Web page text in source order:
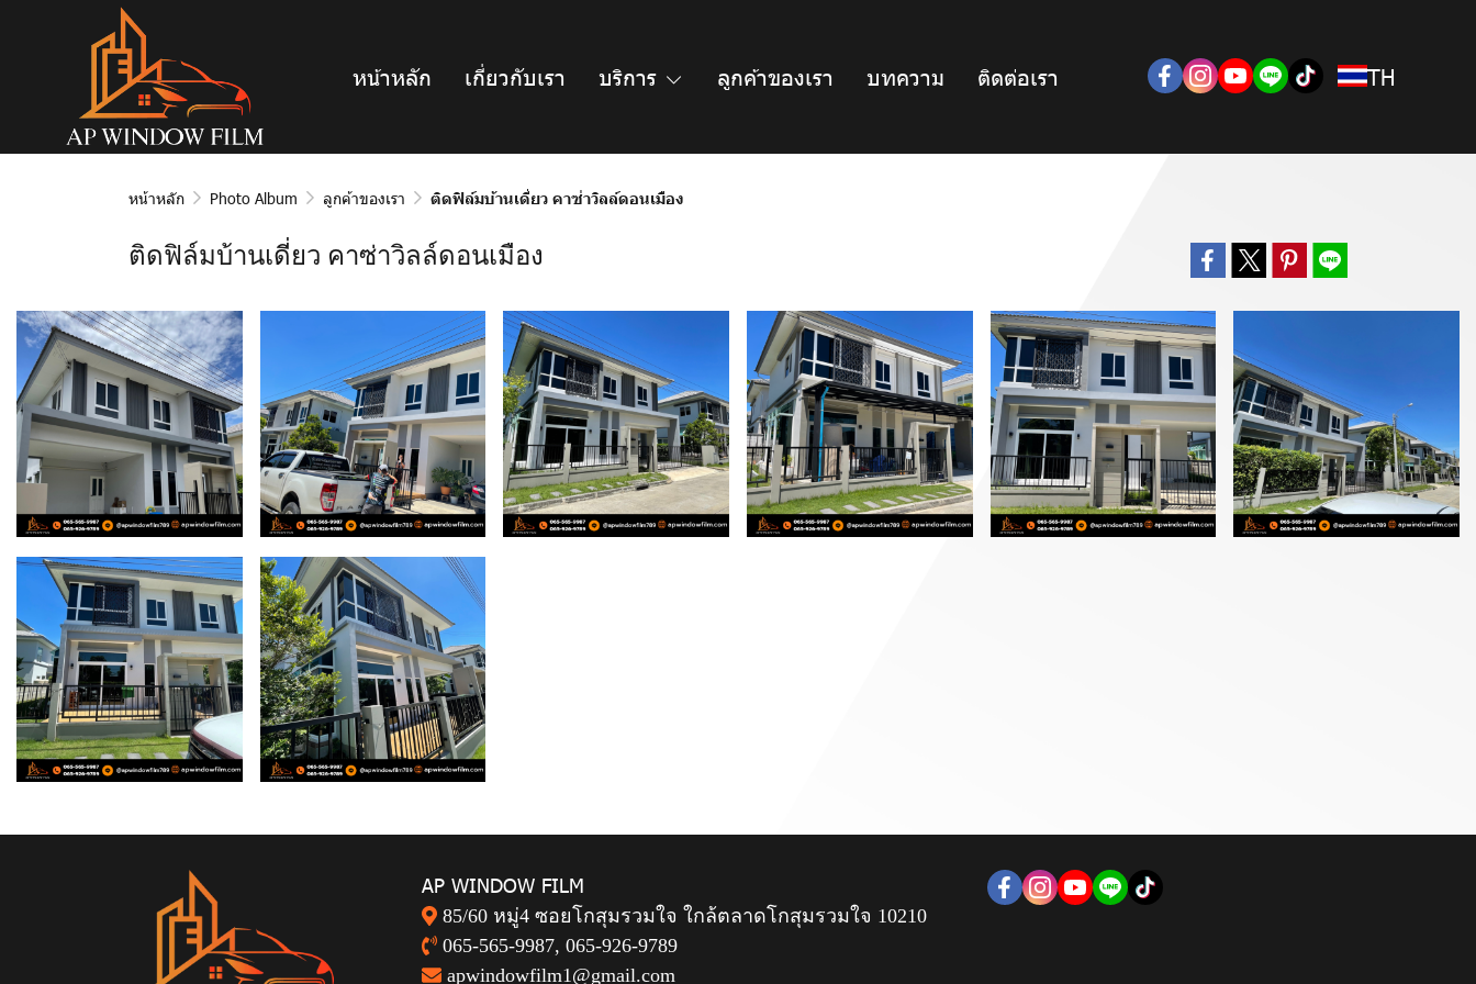
หน้าหลัก เกี่ยวกับเรา บริการ ลูกค้าของเรา บทความ ติดต่อเรา TH
หน้าหลัก Photo Album ลูกค้าของเรา ติดฟิล์มบ้านเดี่ยว คาซ่าวิลล์ดอนเมือง
ติดฟิล์มบ้านเดี่ยว คาซ่าวิลล์ดอนเมือง
AP WINDOW FILM
85/60 หมู่4 ซอยโกสุมรวมใจ ใกล้ตลาดโกสุมรวมใจ 10210
065-565-9987, 065-926-9789
apwindowfilm1@gmail.com